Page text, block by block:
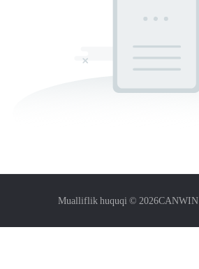
Mualliflik huquqi © 2026CANWIN